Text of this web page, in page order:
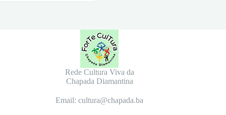
Rede Cultura Viva da
Chapada Diamantina
Email: cultura@chapada.ba